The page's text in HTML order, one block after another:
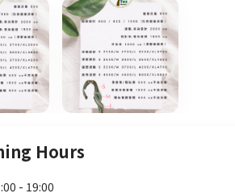
Hours
- 19:00